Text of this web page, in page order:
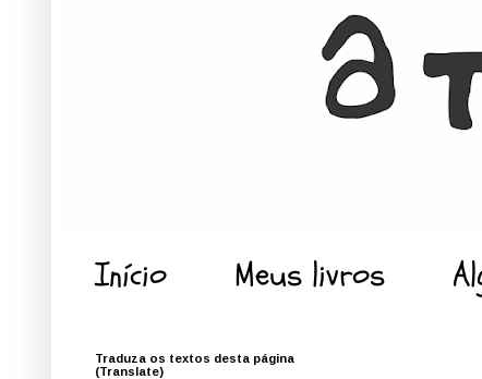
Início Meus livros
Traduza os textos desta página
(Translate)